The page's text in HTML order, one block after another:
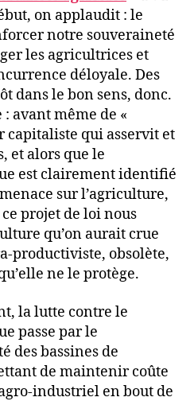
on applaudit : le
notre souveraineté
les agricultrices et
déloyale. Des
dans le bon sens, donc.
avant même de «
capitaliste qui asservit et
et alors que le
est clairement identifié
sur l’agriculture,
projet de loi nous
qu’on aurait crue
productiviste, obsolète,
ne le protège.
la lutte contre le
passe par le
des bassines de
de maintenir coûte
industriel en bout de